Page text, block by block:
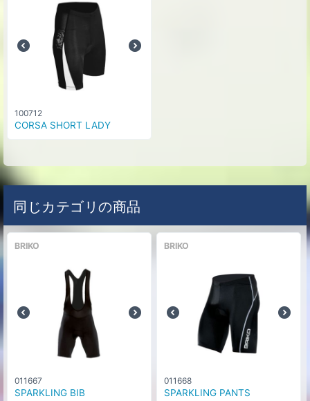
100712
CORSA SHORT LADY
同じカテゴリの商品
BRIKO
011667
SPARKLING BIB
BRIKO
011668
SPARKLING PANTS